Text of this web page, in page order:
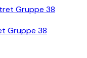
Gruppe 38